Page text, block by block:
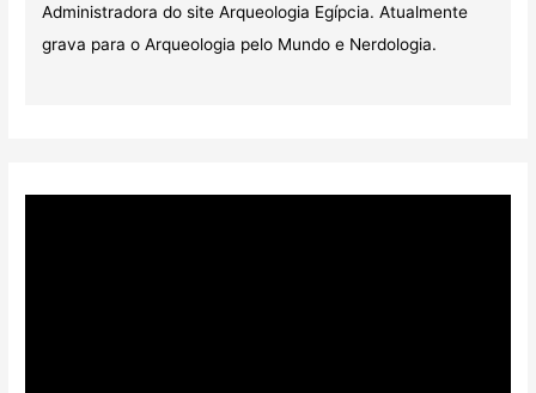
Administradora do site Arqueologia Egípcia. Atualmente
grava para o Arqueologia pelo Mundo e Nerdologia.